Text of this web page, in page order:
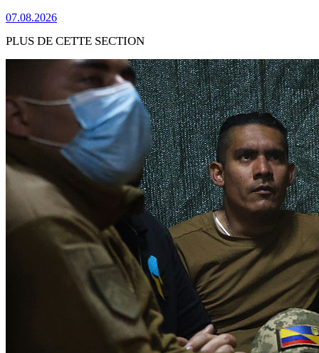
07.08.2026
PLUS DE CETTE SECTION